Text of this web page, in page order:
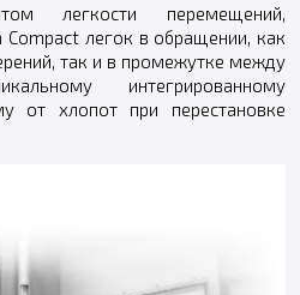
легкости перемещений,
легок в обращении, как
так и в промежутке между
интегрированному
от хлопот при перестановке